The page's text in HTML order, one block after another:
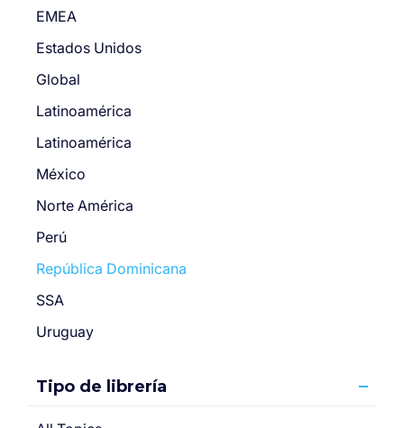
EMEA
Estados Unidos
Global
Latinoamérica
Latinoamérica
México
Norte América
Perú
República Dominicana
SSA
Uruguay
Tipo de librería